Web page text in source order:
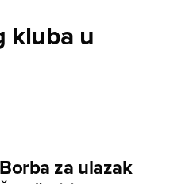
kluba u
Borba za ulazak